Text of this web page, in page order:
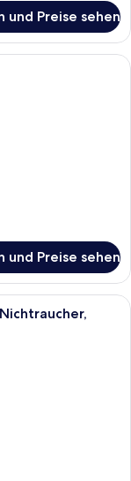
und Preise sehen
Steinrückwand,
und Preise sehen
mit einem